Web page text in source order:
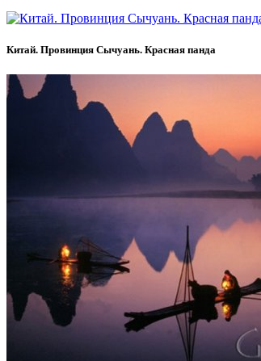
Китай. Провинция Сычуань. Красная панда